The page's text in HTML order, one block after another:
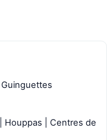
Houppas | Centres de